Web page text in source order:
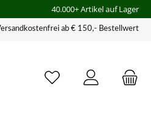
40.000+ Artikel auf Lager
ab € 150,- Bestellwert